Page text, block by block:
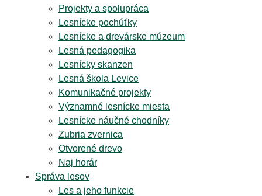
Projekty a spolupráca
Lesnícke pochúťky
Lesnícke a drevárske múzeum
Lesná pedagogika
Lesnícky skanzen
Lesná škola Levice
Komunikačné projekty
Významné lesnícke miesta
Lesnícke náučné chodníky
Zubria zvernica
Otvorené drevo
Naj horár
Správa lesov
Les a jeho funkcie